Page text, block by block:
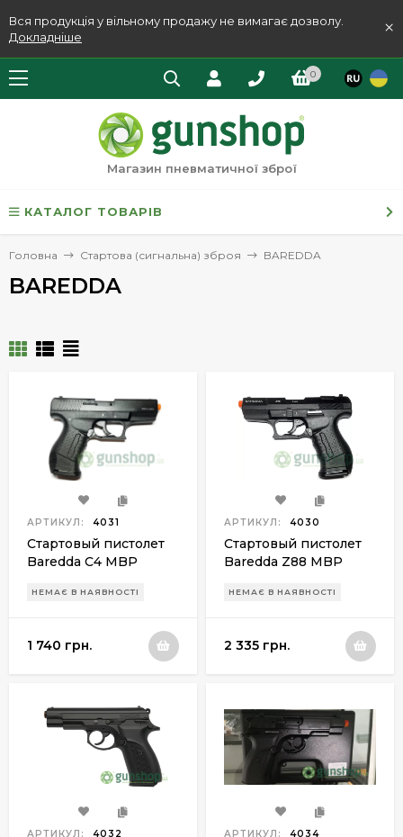
Вся продукція у вільному продажу не вимагає дозволу.
Докладніше
×
0
Магазин пневматичної зброї
КАТАЛОГ ТОВАРІВ
Головна Стартова (сигнальна) зброя BAREDDA
BAREDDA
АРТИКУЛ: 4031
Стартовый пистолет
Baredda C4 MBP
НЕМАЄ В НАЯВНОСТІ
1 740 грн.
АРТИКУЛ: 4030
Стартовый пистолет
Baredda Z88 MBP
НЕМАЄ В НАЯВНОСТІ
2 335 грн.
АРТИКУЛ: 4032 АРТИКУЛ: 4034